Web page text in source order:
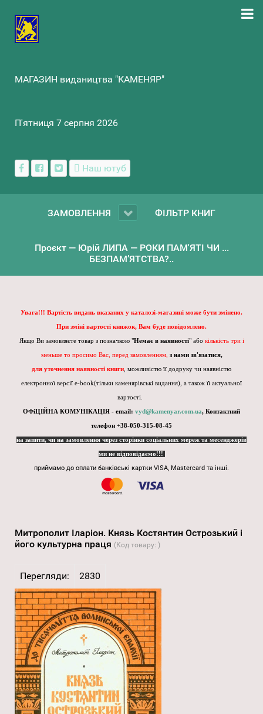
МАГАЗИН видаництва "КАМЕНЯР"
П'ятниця 7 серпня 2026
Наш ютуб
ЗАМОВЛЕННЯ ФІЛЬТР КНИГ
Проєкт — Юрій ЛИПА — РОКИ ПАМ'ЯТІ ЧИ ...
БЕЗПАМ’ЯТСТВА?..
Увага!!! Вартість видань вказаних у каталозі-магазині може бути змінено.
При зміні вартості книжок, Вам буде повідомлено.
Якщо Ви замовляєте товар з позначкою "Немає в наявності" або кількість три і
меньше то просимо Вас, перед замовленням, з нами зв'язатися,
для уточнення наявності книги , можливістю її додруку чи наявністю
електронної версії e-book(тільки каменярівські видання), а також її актуальної
вартості.
ОФіЦІЙНА КОМУНІКАЦІЯ - email: vyd@kamenyar.com.ua, Контактний
телефон +38-050-315-08-45
на запити, чи на замовлення через сторінки соціальних мереж та месенджерів
ми не відповідаємо!!!
приймамо до оплати банківські картки VISA, Mastercard та інші.
Митрополит Іларіон. Князь Костянтин Острозький і
його культурна праця (Код товару: )
Перегляди: 2830